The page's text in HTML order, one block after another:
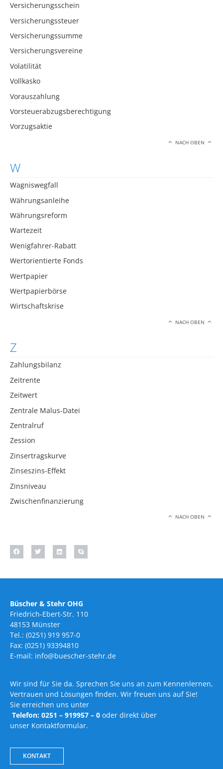
Versicherungsschein
Versicherungssteuer
Versicherungssumme
Versicherungsvereine
Volatilität
Vollkasko
Vorauszahlung
Vorsteuerabzugsberechtigung
Vorzugsaktie
NACH OBEN
W
Wagniswegfall
Währungsanleihe
Währungsreform
Wartezeit
Wenigfahrer-Rabatt
Wertorientierte Fonds
Wertpapier
Wertpapierbörse
Wirtschaftskrise
NACH OBEN
Z
Zahlungsbilanz
Zeitrente
Zeitwert
Zentrale Malus-Datei
Zentralruf
Zession
Zinsertragskurve
Zinseszins-Effekt
Zinsniveau
Zwischenfinanzierung
NACH OBEN
Büscher & Stehr OHG
Friedrich-Ebert-Str. 110
48153 Münster
Tel.: (0251) 919 957-0
Fax: (0251) 93394810
E-mail: info@buescher-stehr.de
Wir sind für Sie da. Sprechen Sie uns an zum Kennenlernen,
Vertrauen und Lösungen finden. Wir freuen uns auf Sie!
Sie erreichen uns unter
Telefon: 0251 – 919957 – 0 oder direkt über
unser Kontaktformular.
KONTAKT